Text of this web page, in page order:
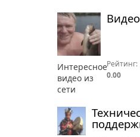
Видео
Интересное
видео из
сети
Рейтинг:
0.00